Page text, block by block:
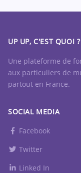
UP UP, C'EST QUOI ?
Une plateforme de
aux particuliers de
partout en France.
SOCIAL MEDIA
Facebook
Twitter
Linked In